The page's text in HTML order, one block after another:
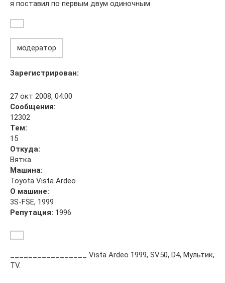
я поставил по первым двум одиночным
модератор
Зарегистрирован:
27 окт 2008, 04:00
Сообщения:
12302
Тем:
15
Откуда:
Вятка
Машина:
Toyota Vista Ardeo
О машине:
3S-FSE, 1999
Репутация: 1996
_________________ Vista Ardeo 1999, SV50, D4, Мультик,
TV.